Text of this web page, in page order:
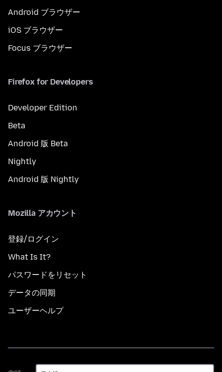
Android ブラウザー
iOS ブラウザー
Focus ブラウザー
Firefox for Developers
Developer Edition
Beta
Android 版 Beta
Nightly
Android 版 Nightly
Mozilla アカウント
登録/ログイン
What Is It?
パスワードをリセット
データの同期
ユーザーヘルプ
言